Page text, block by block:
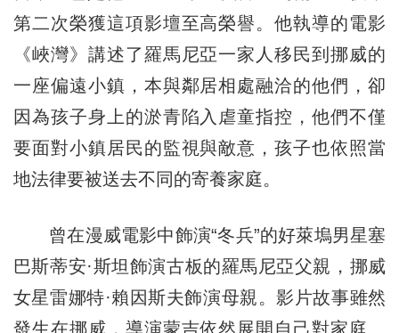
第二次榮獲這項影壇至高榮譽。他執導的電影
《峽灣》講述了羅馬尼亞一家人移民到挪威的
一座偏遠小鎮，本與鄰居相處融洽的他們，卻
因為孩子身上的淤青陷入虐童指控，他們不僅
要面對小鎮居民的監視與敵意，孩子也依照當
地法律要被送去不同的寄養家庭。
曾在漫威電影中飾演“冬兵”的好萊塢男星塞
巴斯蒂安·斯坦飾演古板的羅馬尼亞父親，挪威
女星雷娜特·賴因斯夫飾演母親。影片故事雖然
發生在挪威，導演蒙吉依然展開自己對家庭、